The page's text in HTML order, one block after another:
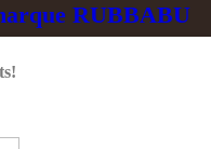
RUBBABU